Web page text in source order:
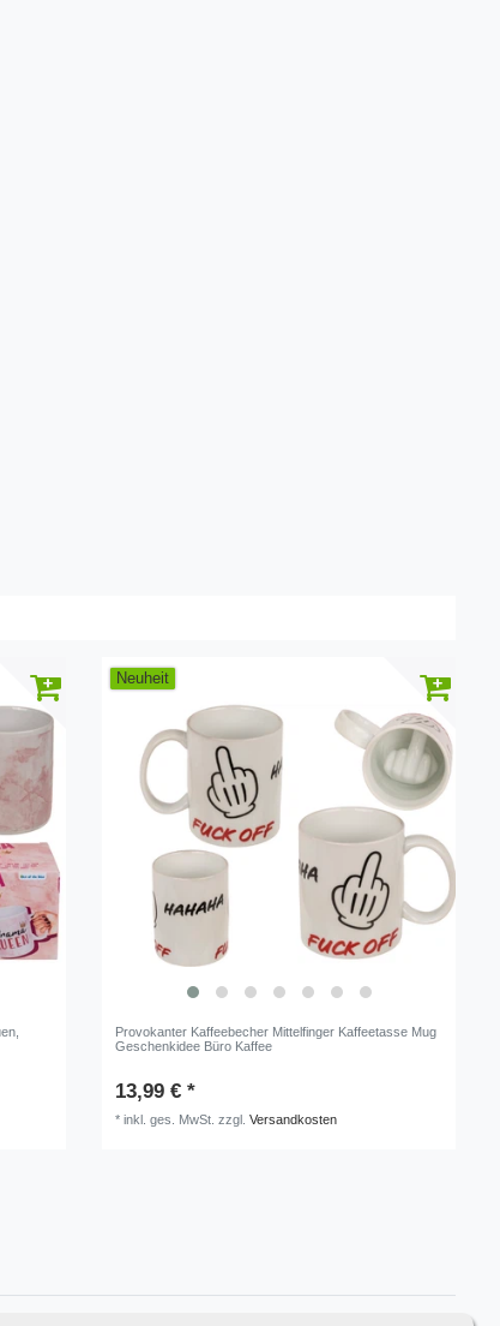
Neuheit
Provokanter Kaffeebecher Mittelfinger Kaffeetasse Mug
Geschenkidee Büro Kaffee
13,99 € *
*inkl. ges. MwSt. zzgl.Versandkosten